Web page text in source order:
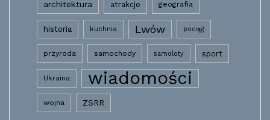
architektura atrakcje geografia
historia kuchnia Lwów pociąg
przyroda samochody samoloty sport
Ukraina wiadomości
wojna ZSRR